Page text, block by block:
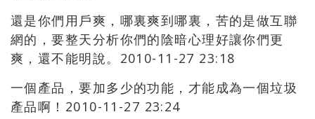
還是你們用戶爽，哪裏爽到哪裏，苦的是做互聯
網的，要整天分析你們的陰暗心理好讓你們更
爽，還不能明說。2010-11-27 23:18
一個產品，要加多少的功能，才能成為一個垃圾
產品啊！2010-11-27 23:24